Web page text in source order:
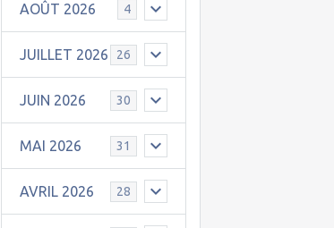
AOÛT 2026 4
JUILLET 2026 26
JUIN 2026 30
MAI 2026 31
AVRIL 2026 28